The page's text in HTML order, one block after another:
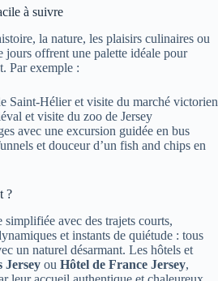
à suivre
la nature, les plaisirs culinaires ou
jours offrent une palette idéale pour
Par exemple :
Saint-Hélier et visite du marché victorien
et visite du zoo de Jersey
avec une excursion guidée en bus
et douceur d’un fish and chips en
?
avec des trajets courts,
et instants de quiétude : tous
un naturel désarmant. Les hôtels et
Jersey ou Hôtel de France Jersey,